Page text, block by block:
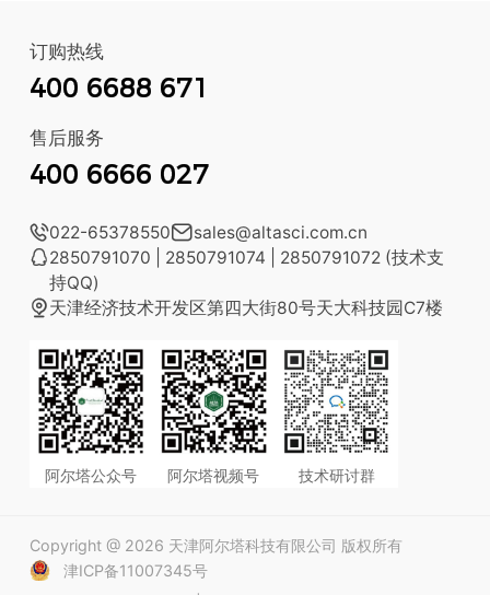
订购热线
400 6688 671
售后服务
400 6666 027
022-65378550sales@altasci.com.cn
2850791070 | 2850791074 | 2850791072 (技术支
持QQ)
天津经济技术开发区第四大街80号天大科技园C7楼
阿尔塔公众号 阿尔塔视频号 技术研讨群
Copyright @ 2026 天津阿尔塔科技有限公司 版权所有
津ICP备11007345号